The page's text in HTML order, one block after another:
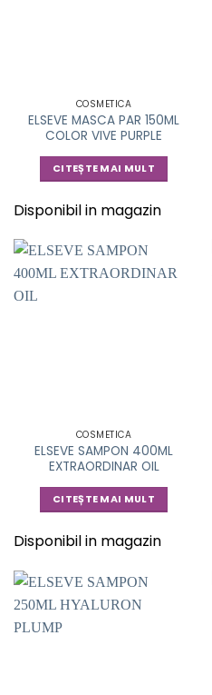
COSMETICA
ELSEVE MASCA PAR 150ML
COLOR VIVE PURPLE
CITEȘTE MAI MULT
Disponibil in magazin
COSMETICA
ELSEVE SAMPON 400ML
EXTRAORDINAR OIL
CITEȘTE MAI MULT
Disponibil in magazin